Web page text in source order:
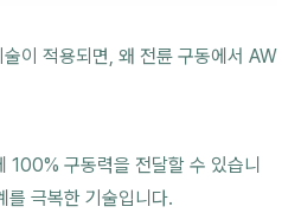
이 적용되면, 왜 전륜 구동에서 AW
100% 구동력을 전달할 수 있습니
를 극복한 기술입니다.